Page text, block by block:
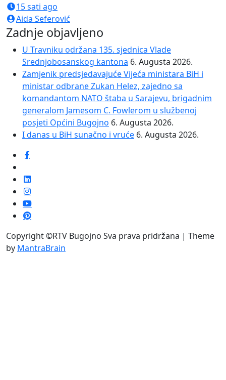
15 sati ago
Aida Seferović
олимп казино
Zadnje objavljeno
U Travniku održana 135. sjednica Vlade
Srednjobosanskog kantona 6. Augusta 2026.
Zamjenik predsjedavajuće Vijeća ministara BiH i
ministar odbrane Zukan Helez, zajedno sa
komandantom NATO štaba u Sarajevu, brigadnim
generalom Jamesom C. Fowlerom u službenoj
posjeti Općini Bugojno 6. Augusta 2026.
I danas u BiH sunačno i vruće 6. Augusta 2026.
Copyright ©RTV Bugojno Sva prava pridržana | Theme
by MantraBrain